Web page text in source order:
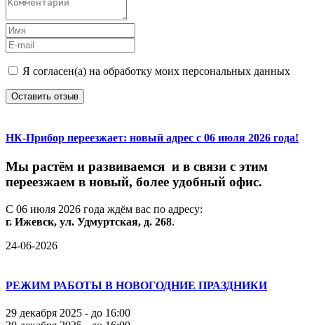
Я согласен(а) на обработку моих персональных данных
Оставить отзыв
НК-Прибор переезжает: новый адрес с 06 июля 2026 года!
Мы растём и развиваемся и в связи с этим
переезжаем в новый, более удобный офис.
С 06 июля 2026 года ждём вас по адресу:
г. Ижевск, ул. Удмуртская, д. 268.
24-06-2026
РЕЖИМ РАБОТЫ В НОВОГОДНИЕ ПРАЗДНИКИ
29 декабря 2025 - до 16:00